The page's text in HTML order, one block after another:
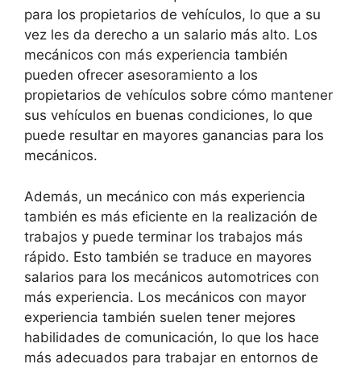
para los propietarios de vehículos, lo que a su
vez les da derecho a un salario más alto. Los
mecánicos con más experiencia también
pueden ofrecer asesoramiento a los
propietarios de vehículos sobre cómo mantener
sus vehículos en buenas condiciones, lo que
puede resultar en mayores ganancias para los
mecánicos.
Además, un mecánico con más experiencia
también es más eficiente en la realización de
trabajos y puede terminar los trabajos más
rápido. Esto también se traduce en mayores
salarios para los mecánicos automotrices con
más experiencia. Los mecánicos con mayor
experiencia también suelen tener mejores
habilidades de comunicación, lo que los hace
más adecuados para trabajar en entornos de